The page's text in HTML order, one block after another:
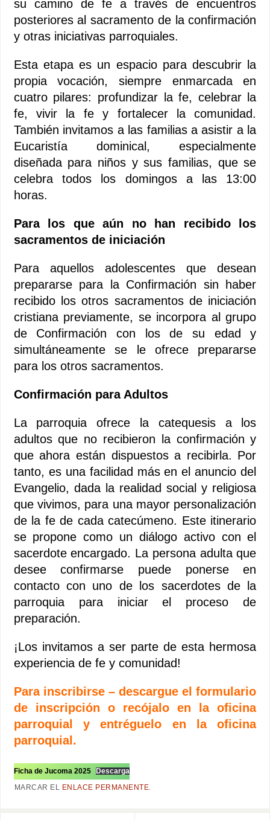
su camino de fe a través de encuentros
posteriores al sacramento de la confirmación
y otras iniciativas parroquiales.
Esta etapa es un espacio para descubrir la
propia vocación, siempre enmarcada en
cuatro pilares: profundizar la fe, celebrar la
fe, vivir la fe y fortalecer la comunidad.
También invitamos a las familias a asistir a la
Eucaristía dominical, especialmente
diseñada para niños y sus familias, que se
celebra todos los domingos a las 13:00
horas.
Para los que aún no han recibido los
sacramentos de iniciación
Para aquellos adolescentes que desean
prepararse para la Confirmación sin haber
recibido los otros sacramentos de iniciación
cristiana previamente, se incorpora al grupo
de Confirmación con los de su edad y
simultáneamente se le ofrece prepararse
para los otros sacramentos.
Confirmación para Adultos
La parroquia ofrece la catequesis a los
adultos que no recibieron la confirmación y
que ahora están dispuestos a recibirla. Por
tanto, es una facilidad más en el anuncio del
Evangelio, dada la realidad social y religiosa
que vivimos, para una mayor personalización
de la fe de cada catecúmeno. Este itinerario
se propone como un diálogo activo con el
sacerdote encargado. La persona adulta que
desee confirmarse puede ponerse en
contacto con uno de los sacerdotes de la
parroquia para iniciar el proceso de
preparación.
¡Los invitamos a ser parte de esta hermosa
experiencia de fe y comunidad!
Para inscribirse – descargue el formulario
de inscripción o recójalo en la oficina
parroquial y entréguelo en la oficina
parroquial.
Ficha de Jucoma 2025 Descarga
MARCAR EL ENLACE PERMANENTE